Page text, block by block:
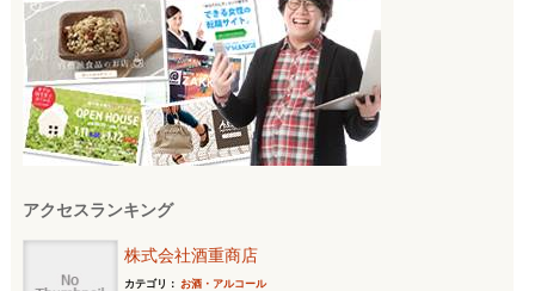
アクセスランキング
株式会社酒重商店
カテゴリ： お酒・アルコール